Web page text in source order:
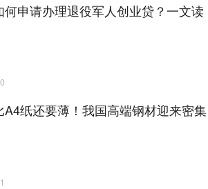
何申请办理退役军人创业贷？一文读
A4纸还要薄！我国高端钢材迎来密集